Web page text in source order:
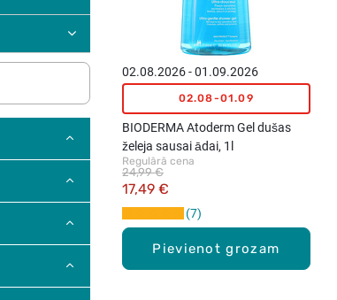
Pievienot grozam
02.08.2026 - 01.09.2026
02.08-01.09
BIODERMA Atoderm Gel dušas
želeja sausai ādai, 1l
Regulārā cena
17,49 €
24,99 €
7